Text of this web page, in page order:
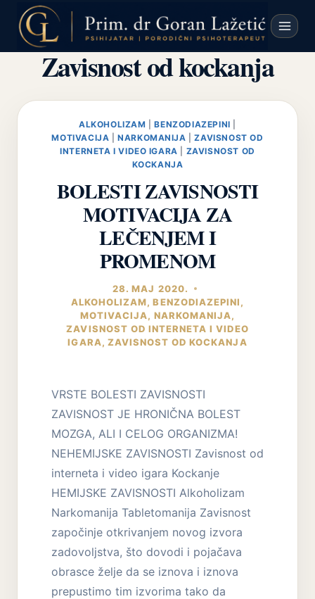
content
Zavisnost od kockanja
ALKOHOLIZAM |BENZODIAZEPINI
MOTIVACIJA |NARKOMANIJA |ZAVISNOST OD
INTERNETA I VIDEO IGARA
ZAVISNOST OD
KOCKANJA
BOLESTI ZAVISNOSTI
MOTIVACIJA ZA
LEČENJEM I
PROMENOM
28. МАЈ 2020.
ALKOHOLIZAM,BENZODIAZEPINI,
MOTIVACIJA, NARKOMANIJA,
ZAVISNOST OD INTERNETA I VIDEO
IGARA, ZAVISNOST OD KOCKANJA
VRSTE BOLESTI ZAVISNOSTI
ZAVISNOST JE HRONIČNA BOLEST
MOZGA, ALI I CELOG ORGANIZMA!
NEHEMIJSKE ZAVISNOSTI Zavisnost od
interneta i video igara Kockanje
HEMIJSKE ZAVISNOSTI Alkoholizam
Narkomanija Tabletomanija Zavisnost
započinje otkrivanjem novog izvora
zadovoljstva, što dovodi i pojačava
obrasce želje da se iznova i iznova
prepustimo tim izvorima tako da